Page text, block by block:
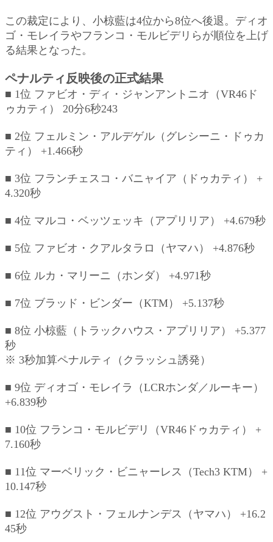
この裁定により、小椋藍は4位から8位へ後退。ディオ
ゴ・モレイラやフランコ・モルビデリらが順位を上げ
る結果となった。
ペナルティ反映後の正式結果
■ 1位 ファビオ・ディ・ジャンアントニオ（VR46ド
ゥカティ） 20分6秒243
■ 2位 フェルミン・アルデゲル（グレシーニ・ドゥカ
ティ） +1.466秒
■ 3位 フランチェスコ・バニャイア（ドゥカティ） +
4.320秒
■ 4位 マルコ・ベッツェッキ（アプリリア） +4.679秒
■ 5位 ファビオ・クアルタラロ（ヤマハ） +4.876秒
■ 6位 ルカ・マリーニ（ホンダ） +4.971秒
■ 7位 ブラッド・ビンダー（KTM） +5.137秒
■ 8位 小椋藍（トラックハウス・アプリリア） +5.377
秒
※ 3秒加算ペナルティ（クラッシュ誘発）
■ 9位 ディオゴ・モレイラ（LCRホンダ／ルーキー）
+6.839秒
■ 10位 フランコ・モルビデリ（VR46ドゥカティ） +
7.160秒
■ 11位 マーベリック・ビニャーレス（Tech3 KTM） +
10.147秒
■ 12位 アウグスト・フェルナンデス（ヤマハ） +16.2
45秒